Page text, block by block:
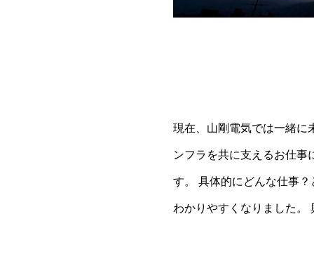
現在、山剛電気では一緒に
ンフラを共に支えるお仕事
す。 具体的にどんな仕事
わかりやすくなりました。